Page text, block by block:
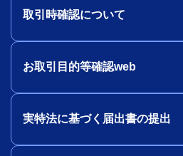
取引時確認について
お取引目的等確認web
実特法に基づく届出書の提出